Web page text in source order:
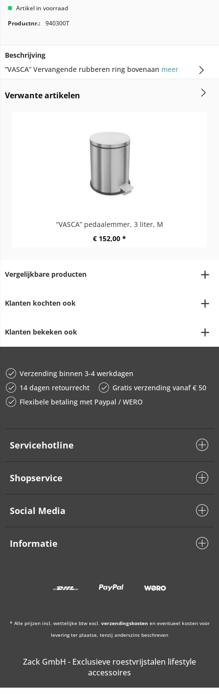
Artikel in voorraad
Productnr.:
940300T
Beschrijving
“VASCA” Vervangende rubberen ring bovenaan meer
Verwante artikelen
“VASCA” pedaalemmer, 3 liter, M
€ 152,00 *
Vergelijkbare producten
Klanten kochten ook
Klanten bekeken ook
Verzending binnen 3-4 werkdagen
14 dagen retourrecht
Gratis verzending vanaf € 50
Flexibele betaling met Paypal / WERO
Servicehotline
Shopservice
Social Media
Informatie
* Alle prijzen incl. wettelijke btw excl. verzendingskosten en eventueel kosten voor
levering ter plaatse, tenzij anderszins beschreven
Zack GmbH - Exclusieve roestvrijstalen lifestyle
accessoires